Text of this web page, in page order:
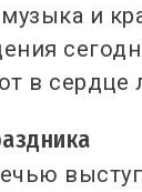
и
в